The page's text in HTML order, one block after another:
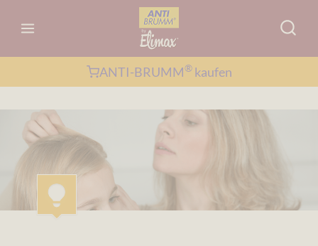
Inhalt
springen
ANTI-BRUMM®kaufen